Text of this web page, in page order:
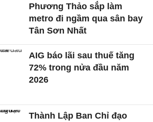
Phương Thảo sắp làm
metro đi ngầm qua sân bay
Tân Sơn Nhất
AIG báo lãi sau thuế tăng
72% trong nửa đầu năm
2026
Thành Lập Ban Chỉ đạo